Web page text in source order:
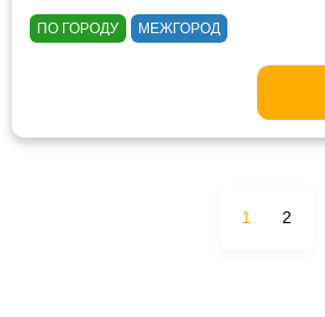
ПО ГОРОДУ МЕЖГОРОД
1 2